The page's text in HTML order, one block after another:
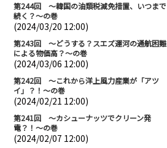
第244回 ～韓国の油類税減免措置、いつまで
続く？～の巻
(2024/03/20 12:00)
第243回 ～どうする？スエズ運河の通航困難
による物価高？～の巻
(2024/03/06 12:00)
第242回 ～これから洋上風力産業が「アツ
イ」？！～の巻
(2024/02/21 12:00)
第241回 ～カシューナッツでクリーン発
電？！～の巻
(2024/02/07 12:00)